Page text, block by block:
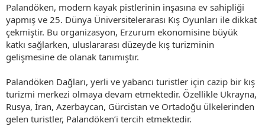
Palandöken, modern kayak pistlerinin inşasına ev sahipliği
yapmış ve 25. Dünya Üniversitelerarası Kış Oyunları ile dikkat
çekmiştir. Bu organizasyon, Erzurum ekonomisine büyük
katkı sağlarken, uluslararası düzeyde kış turizminin
gelişmesine de olanak tanımıştır.
Palandöken Dağları, yerli ve yabancı turistler için cazip bir kış
turizmi merkezi olmaya devam etmektedir. Özellikle Ukrayna,
Rusya, İran, Azerbaycan, Gürcistan ve Ortadoğu ülkelerinden
gelen turistler, Palandöken’i tercih etmektedir.